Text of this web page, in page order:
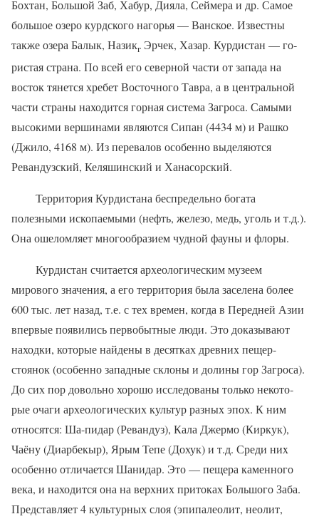
Бохтан, Большой Заб, Хабур, Дияла, Сеймера и др. Самое
большое озеро курдского на­горья — Ванское. Известны
также озера Балык, Назикг Эрчек, Хазар. Курдистан — го­
ристая страна. По всей его северной части от запада на
восток тянется хре­бет Восточного Тав­ра, а в центральной
части страны нахо­дится горная систе­ма Загроса. Самыми
высокими вершина­ми являются Сипан (4434 м) и Рашко
(Джило, 4168 м). Из перевалов осо­бенно выделяются
Ревандузский, Келяшинский и Ханасорский.
Территория Курдистана беспре­дельно богата
полезными ископаемы­ми (нефть, железо, медь, уголь и т.д.).
Она ошеломляет многообразием чудной фауны и флоры.
Курдистан считается археологиче­ским музеем
мирового значения, а его территория была заселена более
600 тыс. лет назад, т.е. с тех времен, когда в Передней Азии
впервые по­явились первобытные люди. Это до­казывают
находки, которые найдены в десятках древних пещер-
стоянок (особенно западные склоны и долины гор Загроса).
До сих пор довольно хорошо исследованы только некото­
рые очаги археологических культур разных эпох. К ним
относятся: Ша-пидар (Ревандуз), Кала Джермо (Киркук),
Чаёну (Диарбекыр), Ярым Тепе (Дохук) и т.д. Среди ниx
особенно отличается Шанидар. Это — пещера каменного
века, и на­ходится она на верхних притоках Большого Заба.
Представляет 4 куль­турных слоя (эпипалеолит, неолит,